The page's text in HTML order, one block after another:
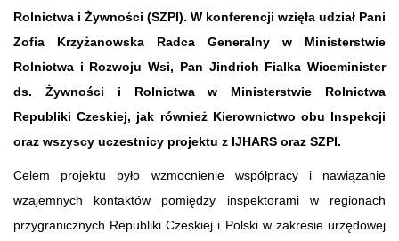
Rolnictwa i Żywności (SZPI). W konferencji wzięła udział Pani
Zofia Krzyżanowska Radca Generalny w Ministerstwie
Rolnictwa i Rozwoju Wsi, Pan Jindrich Fialka Wiceminister
ds. Żywności i Rolnictwa w Ministerstwie Rolnictwa
Republiki Czeskiej, jak również Kierownictwo obu Inspekcji
oraz wszyscy uczestnicy projektu z IJHARS oraz SZPI.
Celem projektu było wzmocnienie współpracy i nawiązanie
wzajemnych kontaktów pomiędzy inspektorami w regionach
przygranicznych Republiki Czeskiej i Polski w zakresie urzędowej